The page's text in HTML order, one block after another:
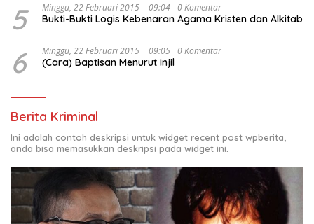
5 Minggu, 22 Februari 2015 | 09:04 0 Komentar
Bukti-Bukti Logis Kebenaran Agama Kristen dan Alkitab
6 Minggu, 22 Februari 2015 | 09:05 0 Komentar
(Cara) Baptisan Menurut Injil
Berita Kriminal
Ini adalah contoh deskripsi untuk widget recent post wpberita,
anda bisa memasukkan deskripsi pada widget ini.